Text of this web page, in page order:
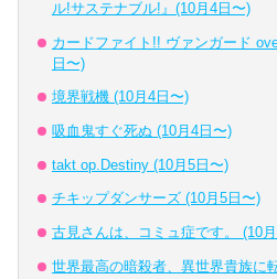
ル!サステナブル!』(10月4日〜)
カードファイト!! ヴァンガード
日〜)
境界戦機 (10月4日〜)
吸血鬼すぐ死ぬ (10月4日〜)
takt op.Destiny (10月5日〜)
チキップダンサーズ (10月5日〜)
古見さんは、コミュ症です。 (10
世界最高の暗殺者、異世界貴族に